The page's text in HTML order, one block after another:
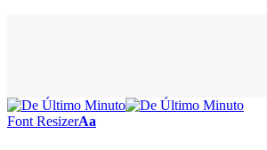
Font ResizerAa